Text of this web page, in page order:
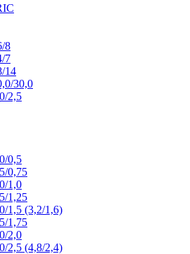
8
7
14
30,0
2,5
0,5
0,75
1,0
1,25
1,5 (3,2/1,6)
1,75
2,0
2,5 (4,8/2,4)